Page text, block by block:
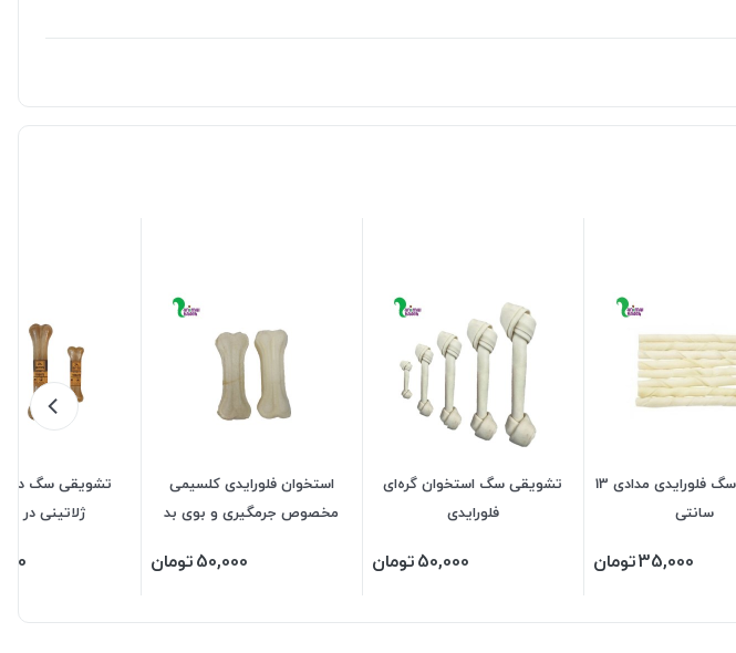
تشویقی سگ فلورایدی مدادی 13
سانتی
35,000تومان
تشویقی سگ استخوان گره‌ای
فلورایدی
50,000تومان
استخوان فلورایدی کلسیمی
مخصوص جرمگیری و بوی بد
50,000تومان
تشویقی سگ
ژلاتینی در 5 سایز